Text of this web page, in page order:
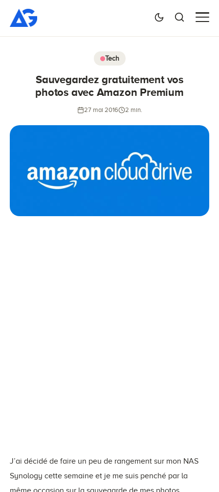
Tech
Sauvegardez gratuitement vos
photos avec Amazon Premium
27 mai 2016 2 min.
J’ai décidé de faire un peu de rangement sur mon NAS
Synology cette semaine et je me suis penché par la